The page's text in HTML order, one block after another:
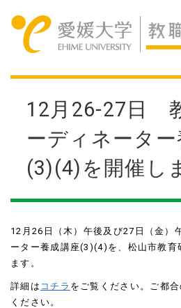
12月26-27日
ーディネータ
(3)(4)を開催し
12月26日（木）午後及び27日（金）
ーター養成講座(3)(4)を、松山市教育
ます。
詳細は コチラ をご覧ください。ご都
ください。